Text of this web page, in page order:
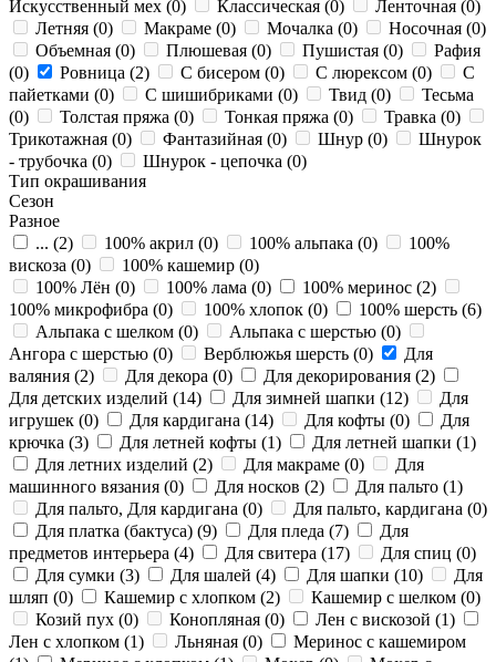
Искусственный мех (0) Классическая (0) Ленточная (0)
Летняя (0) Макраме (0) Мочалка (0) Носочная (0)
Объемная (0) Плюшевая (0) Пушистая (0)
Рафия
(0) Ровница (2) С бисером (0) С люрексом (0)
С
пайетками (0) С шишибриками (0) Твид (0)
Тесьма
(0) Толстая пряжа (0) Тонкая пряжа (0) Травка (0)
Трикотажная (0) Фантазийная (0) Шнур (0)
Шнурок
- трубочка (0) Шнурок - цепочка (0)
Тип окрашивания
Сезон
Разное
... (2) 100% акрил (0) 100% альпака (0)
100%
вискоза (0) 100% кашемир (0)
100% Лён (0) 100% лама (0) 100% меринос (2)
100% микрофибра (0) 100% хлопок (0) 100% шерсть (6)
Альпака с шелком (0) Альпака с шерстью (0)
Ангора с шерстью (0) Верблюжья шерсть (0)
Для
валяния (2) Для декора (0) Для декорирования (2)
Для детских изделий (14) Для зимней шапки (12)
Для
игрушек (0) Для кардигана (14) Для кофты (0)
Для
крючка (3) Для летней кофты (1) Для летней шапки (1)
Для летних изделий (2) Для макраме (0)
Для
машинного вязания (0) Для носков (2) Для пальто (1)
Для пальто, Для кардигана (0) Для пальто, кардигана (0)
Для платка (бактуса) (9) Для пледа (7)
Для
предметов интерьера (4) Для свитера (17) Для спиц (0)
Для сумки (3) Для шалей (4) Для шапки (10)
Для
шляп (0) Кашемир с хлопком (2) Кашемир с шелком (0)
Козий пух (0) Конопляная (0) Лен с вискозой (1)
Лен с хлопком (1) Льняная (0)
Меринос с кашемиром